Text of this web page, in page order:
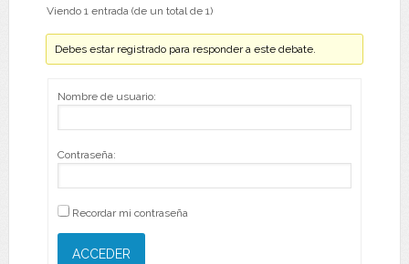
Viendo 1 entrada (de un total de 1)
Debes estar registrado para responder a este debate.
Nombre de usuario:
Contraseña:
Recordar mi contraseña
ACCEDER